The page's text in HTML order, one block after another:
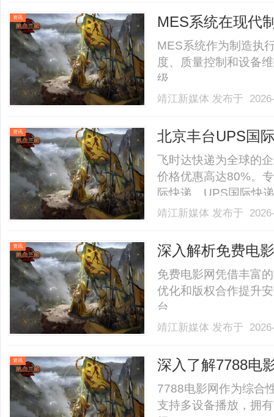
资讯
MES系统在现代
析
MES系统作为制造执
度、质量控制和设备
级。......
靖江新媒体 发布于
资讯
北京丰台UPS国
询-寄件查价格_
飞时达快递为全球的
价格优惠高达80%。
际快递、UPS国际快
SAL、海运水陆路业
际供应链效率倒逼的
靖江新媒体 发布于
资讯 深入解析免费电
免费电影网凭借丰富
优化和版权合作提升
台。......
靖江新媒体 发布于
资讯 深入了解7788电
7788电影网作为综合
支持多设备播放，拥